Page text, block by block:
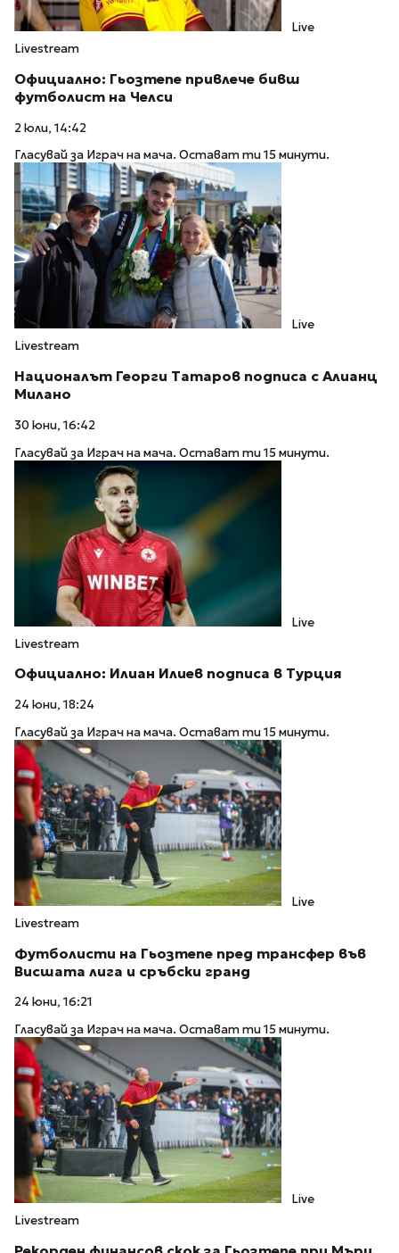
Live
Livestream
Официално: Гьозтепе привлече бивш
футболист на Челси
2 юли, 14:42
Гласувай за Играч на мача. Остават ти 15 минути.
Live
Livestream
Националът Георги Татаров подписа с Алианц
Милано
30 юни, 16:42
Гласувай за Играч на мача. Остават ти 15 минути.
Live
Livestream
Официално: Илиан Илиев подписа в Турция
24 юни, 18:24
Гласувай за Играч на мача. Остават ти 15 минути.
Live
Livestream
Футболисти на Гьозтепе пред трансфер във
Висшата лига и сръбски гранд
24 юни, 16:21
Гласувай за Играч на мача. Остават ти 15 минути.
Live
Livestream